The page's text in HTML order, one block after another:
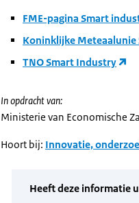
FME-pagina Smart
Koninklijke
TNO Smart Industry
In opdracht van:
Ministerie van Economische
Hoort bij: Innovatie,